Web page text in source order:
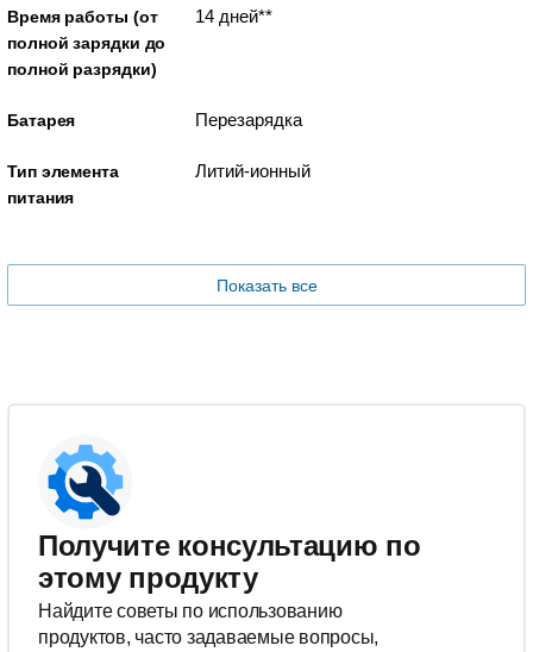
Время работы (от
полной зарядки до
полной разрядки)
14 дней**
Батарея Перезарядка
Тип элемента
питания
Литий-ионный
Показать все
Получите консультацию по
этому продукту
Найдите советы по использованию
продуктов, часто задаваемые вопросы,